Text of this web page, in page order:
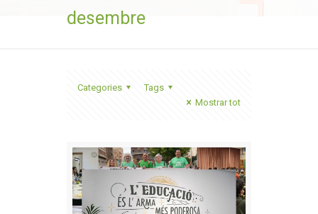
desembre
Categories
Tags
Mostrar tot